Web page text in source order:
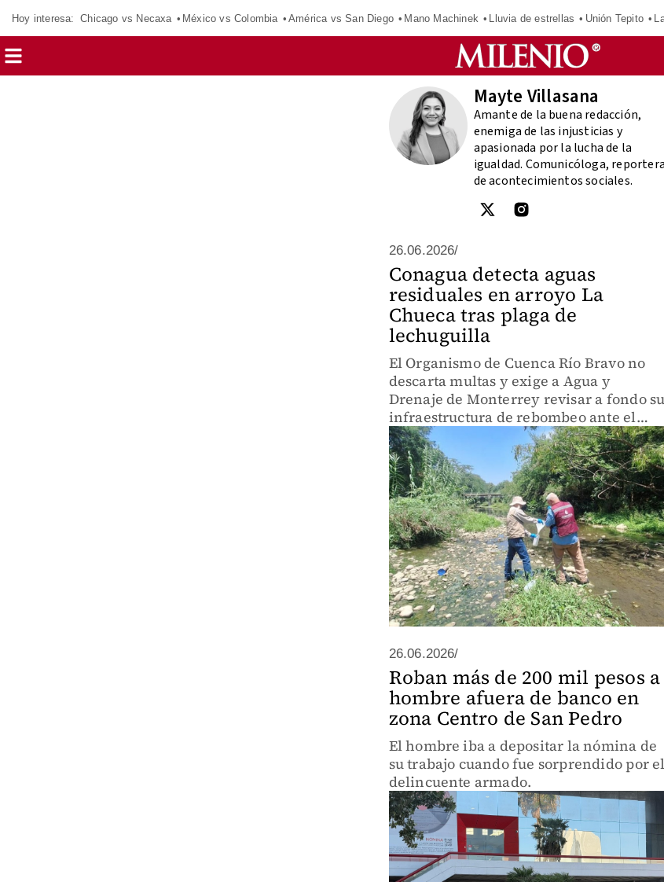
Hoy interesa: Chicago vs Necaxa México vs Colombia América vs San Diego Mano Machinek Lluvia de estrellas Unión Tepito
Mayte Villasana
Amante de la buena redacción,
enemiga de las injusticias y
apasionada por la lucha de la
igualdad. Comunicóloga, reportera
de acontecimientos sociales.
26.06.2026/
Conagua detecta aguas
residuales en arroyo La
Chueca tras plaga de
lechuguilla
El Organismo de Cuenca Río Bravo no
descarta multas y exige a Agua y
Drenaje de Monterrey revisar a fondo su
infraestructura de rebombeo ante el
riesgo ecológico en Santiago.
26.06.2026/
Roban más de 200 mil pesos a
hombre afuera de banco en
zona Centro de San Pedro
El hombre iba a depositar la nómina de
su trabajo cuando fue sorprendido por el
delincuente armado.